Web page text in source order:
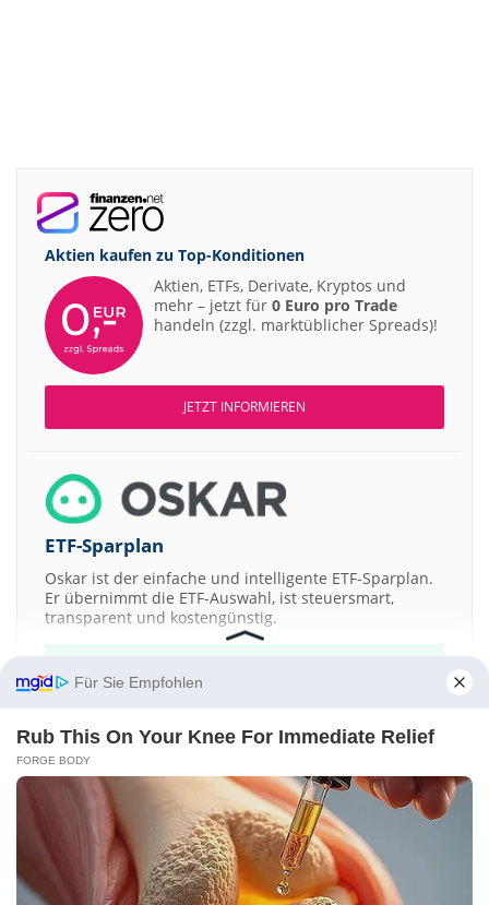
Aktien kaufen zu Top-Konditionen
Aktien, ETFs, Derivate, Kryptos und
mehr – jetzt für 0 Euro pro Trade
handeln (zzgl. marktüblicher Spreads)!
JETZT INFORMIEREN
ETF-Sparplan
Oskar ist der einfache und intelligente ETF-Sparplan.
Er übernimmt die ETF-Auswahl, ist steuersmart,
transparent und kostengünstig.
DAX Dow Jones NASDAQ 100 Nikkei 225
S&P 500
Kontakt Impressum-Werbung-Barrierefreiheit
Datenschutz-Disclaimer-AGB- Privatsphäre-Einstellungen
Für Sie Empfohlen
Rub This On Your Knee For Immediate Relief
FORGE BODY